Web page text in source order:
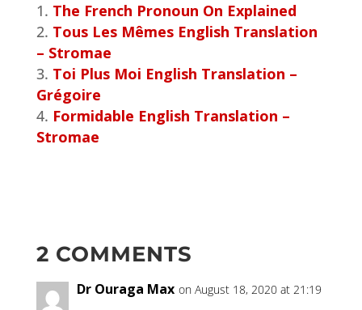
The French Pronoun On Explained
Tous Les Mêmes English Translation
– Stromae
Toi Plus Moi English Translation –
Grégoire
Formidable English Translation –
Stromae
2 COMMENTS
Dr Ouraga Max on August 18, 2020 at 21:19